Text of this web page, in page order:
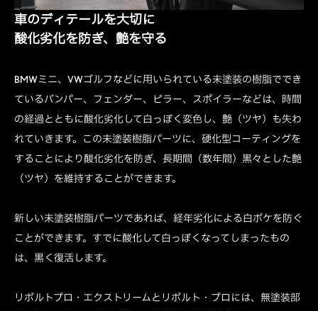
車のディテールを大切に
酸化劣化を防ぎ、艶を守る
BMWミニ、VWゴルフなどに用いられている未塗装の樹脂ででき
ているバンパー、フェンダー、ピラー、スポイラーなどは、時間
の経過とともに酸化劣化して白っぽく変色し、艶（ツヤ）も失わ
れていきます。この未塗装樹脂パーツに、硬化型コーティングを
することにより酸化劣化を防ぎ、長期間（数年間）黒々とした艶
（ツヤ）を維持することができます。
新しい未塗装樹脂パーツであれば、経年劣化による白ボケを防ぐ
ことができます。すでに酸化して白っぽくなってしまったもの
は、黒く復活します。
リボルトプロ・エクストリームとリボルト・プロには、無塗装部